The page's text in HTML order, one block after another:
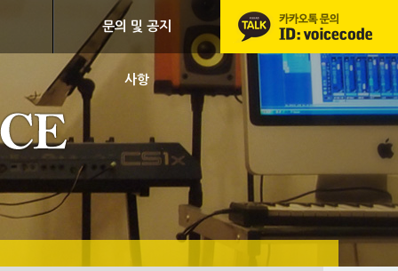
문의 및 공지
사항